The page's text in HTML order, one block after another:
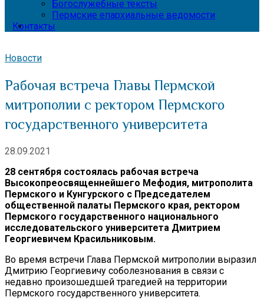
Богослужебные тексты
Пермские епархиальные ведомости
Контакты
Новости
Рабочая встреча Главы Пермской
митрополии с ректором Пермского
государственного университета
28.09.2021
28 сентября состоялась рабочая встреча
Высокопреосвященнейшего Мефодия, митрополита
Пермского и Кунгурского с Председателем
общественной палаты Пермского края, ректором
Пермского государственного национального
исследовательского университета Дмитрием
Георгиевичем Красильниковым.
Во время встречи Глава Пермской митрополии выразил
Дмитрию Георгиевичу соболезнования в связи с
недавно произошедшей трагедией на территории
Пермского государственного университета.